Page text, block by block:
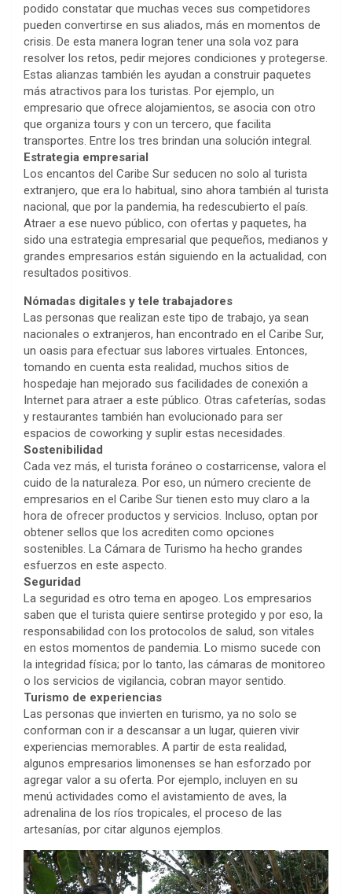
podido constatar que muchas veces sus competidores
pueden convertirse en sus aliados, más en momentos de
crisis. De esta manera logran tener una sola voz para
resolver los retos, pedir mejores condiciones y protegerse.
Estas alianzas también les ayudan a construir paquetes
más atractivos para los turistas. Por ejemplo, un
empresario que ofrece alojamientos, se asocia con otro
que organiza tours y con un tercero, que facilita
transportes. Entre los tres brindan una solución integral.
Estrategia empresarial
Los encantos del Caribe Sur seducen no solo al turista
extranjero, que era lo habitual, sino ahora también al turista
nacional, que por la pandemia, ha redescubierto el país.
Atraer a ese nuevo público, con ofertas y paquetes, ha
sido una estrategia empresarial que pequeños, medianos y
grandes empresarios están siguiendo en la actualidad, con
resultados positivos.
Nómadas digitales y tele trabajadores
Las personas que realizan este tipo de trabajo, ya sean
nacionales o extranjeros, han encontrado en el Caribe Sur,
un oasis para efectuar sus labores virtuales. Entonces,
tomando en cuenta esta realidad, muchos sitios de
hospedaje han mejorado sus facilidades de conexión a
Internet para atraer a este público. Otras cafeterías, sodas
y restaurantes también han evolucionado para ser
espacios de coworking y suplir estas necesidades.
Sostenibilidad
Cada vez más, el turista foráneo o costarricense, valora el
cuido de la naturaleza. Por eso, un número creciente de
empresarios en el Caribe Sur tienen esto muy claro a la
hora de ofrecer productos y servicios. Incluso, optan por
obtener sellos que los acrediten como opciones
sostenibles. La Cámara de Turismo ha hecho grandes
esfuerzos en este aspecto.
Seguridad
La seguridad es otro tema en apogeo. Los empresarios
saben que el turista quiere sentirse protegido y por eso, la
responsabilidad con los protocolos de salud, son vitales
en estos momentos de pandemia. Lo mismo sucede con
la integridad física; por lo tanto, las cámaras de monitoreo
o los servicios de vigilancia, cobran mayor sentido.
Turismo de experiencias
Las personas que invierten en turismo, ya no solo se
conforman con ir a descansar a un lugar, quieren vivir
experiencias memorables. A partir de esta realidad,
algunos empresarios limonenses se han esforzado por
agregar valor a su oferta. Por ejemplo, incluyen en su
menú actividades como el avistamiento de aves, la
adrenalina de los ríos tropicales, el proceso de las
artesanías, por citar algunos ejemplos.